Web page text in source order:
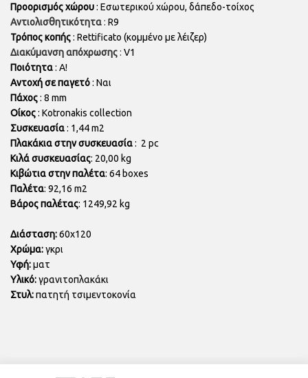
Προορισμός χώρου: Εσωτερικού χώρου, δάπεδο-τοίχος
Αντιολισθητικότητα: R9
Τρόπος κοπής: Rettificato (κομμένο με λέιζερ)
Διακύμανση απόχρωσης: V1
Ποιότητα: Α!
Αντοχή σε παγετό: Ναι
Πάχος: 8 mm
Οίκος: Kotronakis collection
Συσκευασία: 1,44 m2
Πλακάκια στην συσκευασία: 2 pc
Κιλά συσκευασίας: 20,00 kg
Κιβώτια στην παλέτα: 64 boxes
Παλέτα: 92,16 m2
Βάρος παλέτας: 1249,92 kg
Διάσταση:60x120
Χρώμα:γκρι
Υφή:ματ
Υλικό:γρανιτοπλακάκι
Στυλ:πατητή τσιμεντοκονία